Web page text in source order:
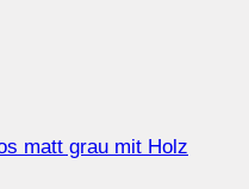
matt grau mit Holz